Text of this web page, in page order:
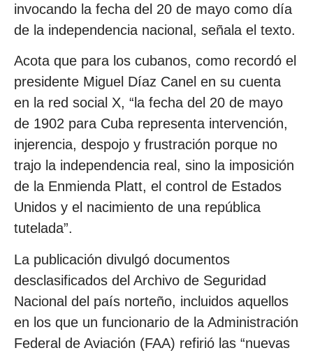
invocando la fecha del 20 de mayo como día
de la independencia nacional, señala el texto.
Acota que para los cubanos, como recordó el
presidente Miguel Díaz Canel en su cuenta
en la red social X, “la fecha del 20 de mayo
de 1902 para Cuba representa intervención,
injerencia, despojo y frustración porque no
trajo la independencia real, sino la imposición
de la Enmienda Platt, el control de Estados
Unidos y el nacimiento de una república
tutelada”.
La publicación divulgó documentos
desclasificados del Archivo de Seguridad
Nacional del país norteño, incluidos aquellos
en los que un funcionario de la Administración
Federal de Aviación (FAA) refirió las “nuevas